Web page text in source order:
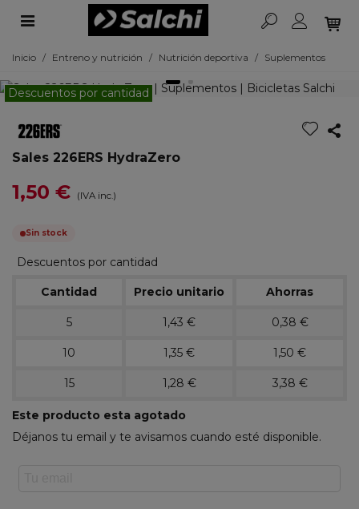
Inicio / Entreno y nutrición / Nutrición deportiva / Suplementos
Descuentos por cantidad
Sales 226ERS HydraZero
1,50 € (IVA inc.)
Sin stock
Descuentos por cantidad
Cantidad Precio unitario Ahorras
5 1,43 € 0,38 €
10 1,35 € 1,50 €
15 1,28 € 3,38 €
Este producto esta agotado
Déjanos tu email y te avisamos cuando esté disponible.